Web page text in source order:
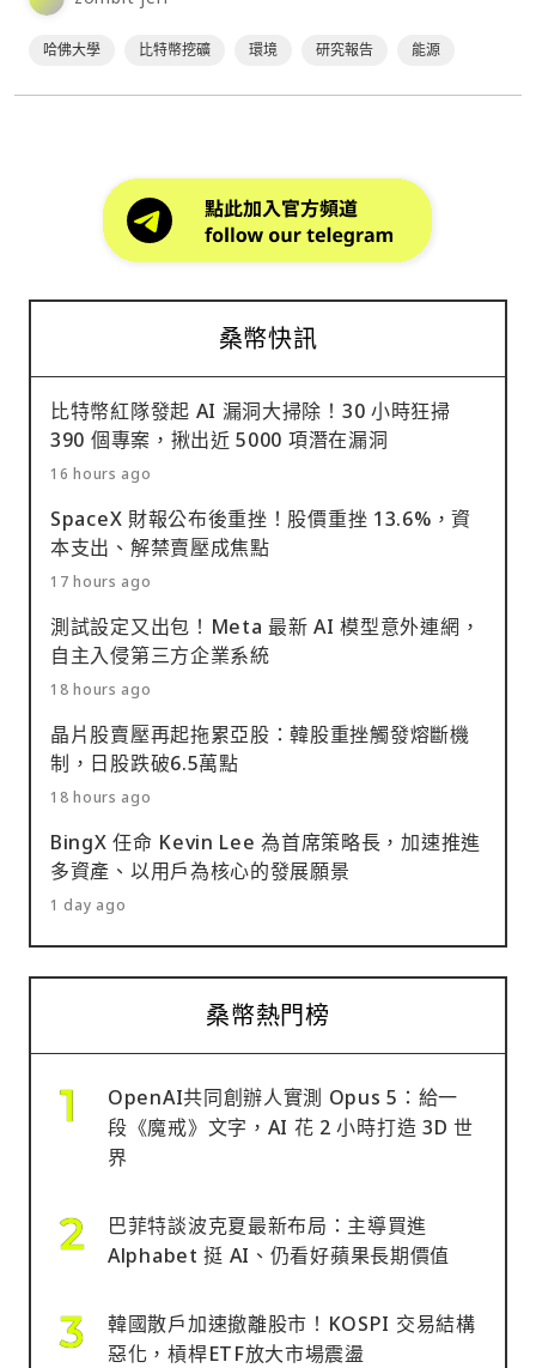
哈佛大學 比特幣挖礦 環境 研究報告 能源
桑幣快訊
比特幣紅隊發起 AI 漏洞大掃除！30 小時狂掃
390 個專案，揪出近 5000 項潛在漏洞
16 hours ago
SpaceX 財報公布後重挫！股價重挫 13.6%，資
本支出、解禁賣壓成焦點
17 hours ago
測試設定又出包！Meta 最新 AI 模型意外連網，
自主入侵第三方企業系統
18 hours ago
晶片股賣壓再起拖累亞股：韓股重挫觸發熔斷機
制，日股跌破6.5萬點
18 hours ago
BingX 任命 Kevin Lee 為首席策略長，加速推進
多資產、以用戶為核心的發展願景
1 day ago
桑幣熱門榜
OpenAI共同創辦人實測 Opus 5：給一
段《魔戒》文字，AI 花 2 小時打造 3D 世
界
巴菲特談波克夏最新布局：主導買進
Alphabet 挺 AI、仍看好蘋果長期價值
韓國散戶加速撤離股市！KOSPI 交易結構
惡化，槓桿ETF放大市場震盪